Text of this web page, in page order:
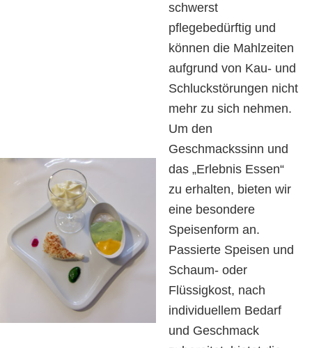
schwerst
pflegebedürftig und
können die Mahlzeiten
aufgrund von Kau- und
Schluckstörungen nicht
mehr zu sich nehmen.
Um den
Geschmackssinn und
das „Erlebnis Essen“
zu erhalten, bieten wir
eine besondere
Speisenform an.
Passierte Speisen und
Schaum- oder
Flüssigkost, nach
individuellem Bedarf
und Geschmack